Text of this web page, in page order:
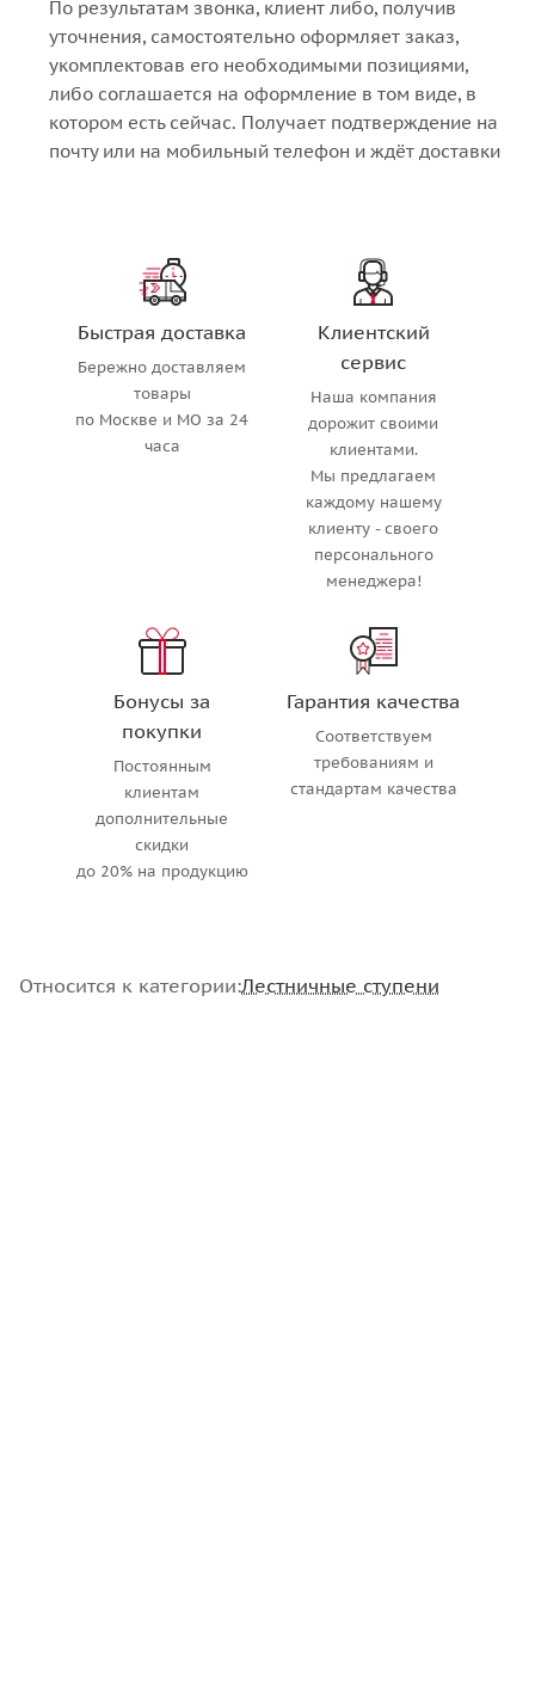
По результатам звонка, клиент либо, получив
уточнения, самостоятельно оформляет заказ,
укомплектовав его необходимыми позициями,
либо соглашается на оформление в том виде, в
котором есть сейчас. Получает подтверждение на
почту или на мобильный телефон и ждёт доставки
Быстрая доставка
Бережно доставляем
товары
по Москве и МО за 24
часа
Клиентский
сервис
Наша компания
дорожит своими
клиентами.
Мы предлагаем
каждому нашему
клиенту - своего
персонального
менеджера!
Бонусы за
покупки
Постоянным
клиентам
дополнительные
скидки
до 20% на продукцию
Гарантия качества
Соответствуем
требованиям и
стандартам качества
Относится к категории:Лестничные ступени